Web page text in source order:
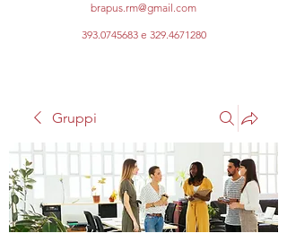
brapus.rm@gmail.com
393.0745683e 329.4671280
Gruppi